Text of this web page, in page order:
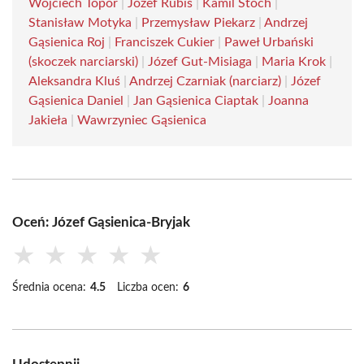
Wojciech Topór Józef Rubiś Kamil Stoch
Stanisław Motyka
Przemysław Piekarz
Andrzej
Gąsienica Roj
Franciszek Cukier
Paweł Urbański
(skoczek narciarski)
Józef Gut-Misiaga Maria Krok
Aleksandra Kluś
Andrzej Czarniak (narciarz)
Józef
Gąsienica Daniel
Jan Gąsienica Ciaptak
Joanna
Jakieła
Wawrzyniec Gąsienica
Oceń: Józef Gąsienica-Bryjak
★ ★ ★ ★ ★
Średnia ocena: 4.5 Liczba ocen: 6